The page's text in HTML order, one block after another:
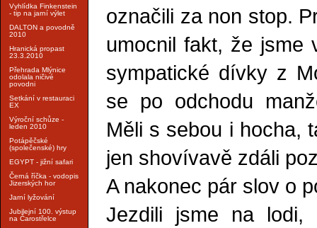
Vyhlídka Finkenstein
- tip na jarní výlet
DALTON a povodně
2010
Hranická propast
23.3.2010
Přehrada Mlýnice
odolala ničivé
povodni
Setkání v restauraci
EX
Výroční schůze -
leden 2010
Potápěčské
(společenské) hry
EGYPT - jižní safari
Černá říčka - vodopis
Jizerských hor
Jarní lyžování
Jubilejní 100. výstup
na Čarostřelce
označili za non stop.
umocnil fakt, že jsme
sympatické dívky z
se po odchodu
Měli s sebou i hocha,
jen shovívavě zdáli
A nakonec pár slov o
Jezdili jsme na